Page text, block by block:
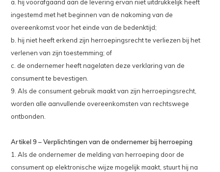
a. hij voorafgaand aan de levering ervan niet uitdrukkelijk heeft
ingestemd met het beginnen van de nakoming van de
overeenkomst voor het einde van de bedenktijd;
b. hij niet heeft erkend zijn herroepingsrecht te verliezen bij het
verlenen van zijn toestemming; of
c. de ondernemer heeft nagelaten deze verklaring van de
consument te bevestigen.
9. Als de consument gebruik maakt van zijn herroepingsrecht,
worden alle aanvullende overeenkomsten van rechtswege
ontbonden.
Artikel 9 – Verplichtingen van de ondernemer bij herroeping
1. Als de ondernemer de melding van herroeping door de
consument op elektronische wijze mogelijk maakt, stuurt hij na